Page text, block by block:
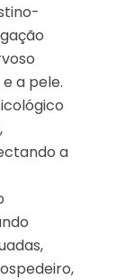
a pele.
a